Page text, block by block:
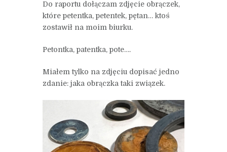
Do raportu dołączam zdjęcie obrączek,
które petentka, petentek, pętan… ktoś
zostawił na moim biurku.
Petontka, patentka, pote….
Miałem tylko na zdjęciu dopisać jedno
zdanie: jaka obrączka taki związek.